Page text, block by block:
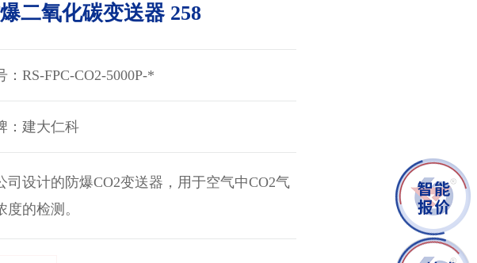
二氧化碳变送器 258
：RS-FPC-CO2-5000P-*
：建大仁科
司设计的防爆CO2变送器，用于空气中CO2气
度的检测。